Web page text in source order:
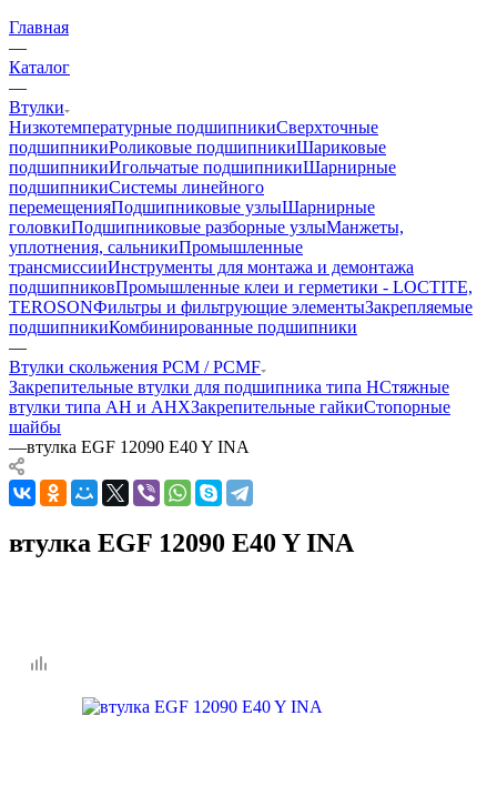
Главная
—
Каталог
—
Втулки
Низкотемпературные подшипникиСверхточные
подшипникиРоликовые подшипникиШариковые
подшипникиИгольчатые подшипникиШарнирные
подшипникиСистемы линейного
перемещенияПодшипниковые узлыШарнирные
головкиПодшипниковые разборные узлыМанжеты,
уплотнения, сальникиПромышленные
трансмиссииИнструменты для монтажа и демонтажа
подшипниковПромышленные клеи и герметики - LOCTITE,
TEROSONФильтры и фильтрующие элементыЗакрепляемые
подшипникиКомбинированные подшипники
—
Втулки скольжения PCM / PCMF
Закрепительные втулки для подшипника типа HСтяжные
втулки типа AH и AHXЗакрепительные гайкиСтопорные
шайбы
—втулка EGF 12090 E40 Y INA
втулка EGF 12090 E40 Y INA